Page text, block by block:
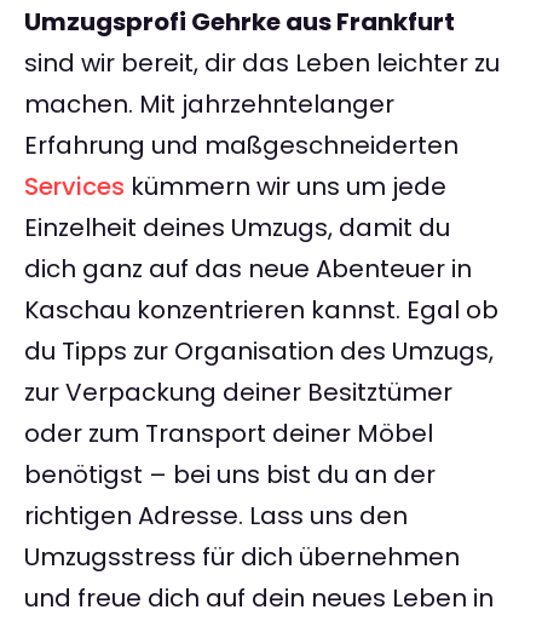
Umzugsprofi Gehrke aus Frankfurt
sind wir bereit, dir das Leben leichter zu
machen. Mit jahrzehntelanger
Erfahrung und maßgeschneiderten
Services kümmern wir uns um jede
Einzelheit deines Umzugs, damit du
dich ganz auf das neue Abenteuer in
Kaschau konzentrieren kannst. Egal ob
du Tipps zur Organisation des Umzugs,
zur Verpackung deiner Besitztümer
oder zum Transport deiner Möbel
benötigst – bei uns bist du an der
richtigen Adresse. Lass uns den
Umzugsstress für dich übernehmen
und freue dich auf dein neues Leben in